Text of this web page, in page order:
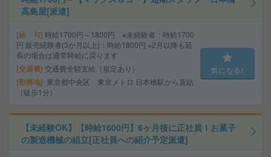
高島屋[派遣]
給 与 時給1700円～1800円 ※未経験者：時給1700
円 販売経験者(3か月以上)：時給1800円 ※2月以降も延
長の場合は通常時給に戻ります
交通費 交通費全額支給（規定あり）
勤務地
東京都中央区 東京メトロ 日本橋駅から直結
（徒歩1分）
気になる!
【未経験OK】【時給1600円】6ヶ月後に正社員！お菓子
の製造機械の組立[正社員への紹介予定派遣]